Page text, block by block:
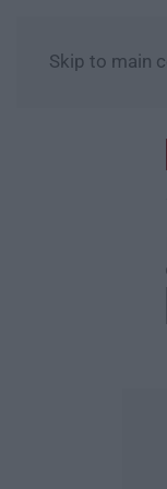
Skip to main